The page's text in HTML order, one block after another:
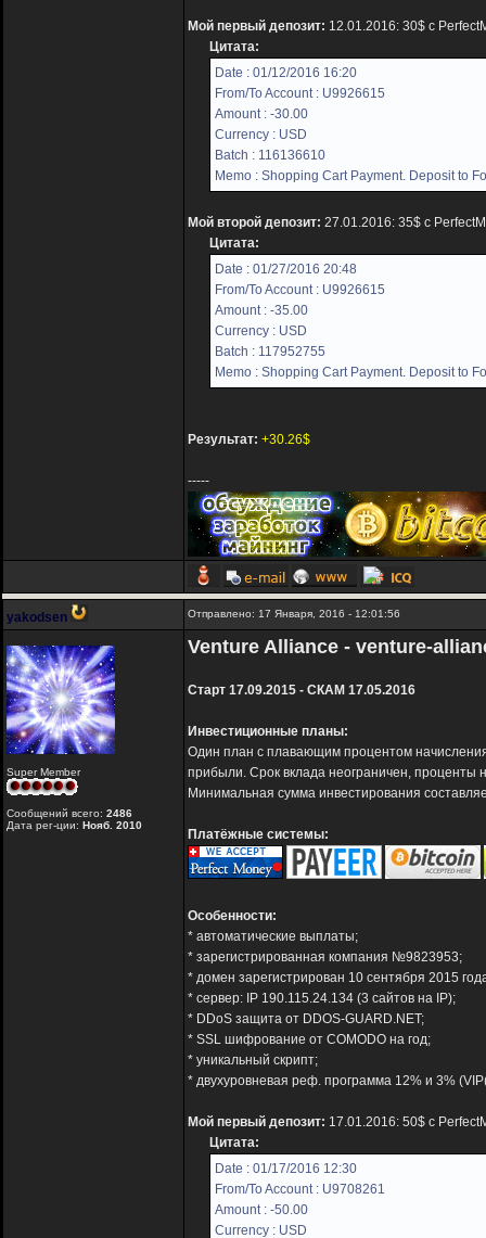
Мой первый депозит: 12.01.2016: 30$ с
Цитата:
Date : 01/12/2016 16:20
From/To Account : U9926615
Amount : -30.00
Currency : USD
Batch : 116136610
Memo : Shopping Cart Payment. Deposit to
Мой второй депозит: 27.01.2016: 35$ с
Цитата:
Date : 01/27/2016 20:48
From/To Account : U9926615
Amount : -35.00
Currency : USD
Batch : 117952755
Memo : Shopping Cart Payment. Deposit to
Результат: +30.26$
-----
yakodsen Отправлено: 17 Января, 2016 - 12:01:56
Super Member
Сообщений всего: 2486
Дата рег-ции: Нояб. 2010
Venture Alliance - venture-
Старт 17.09.2015 - СКАМ 17.05.2016
Инвестиционные планы:
Один план с плавающим процентом
прибыли. Срок вклада неограничен, проценты
Минимальная сумма инвестирования
Платёжные системы:
Особенности:
* автоматические выплаты;
* зарегистрированная компания №9823953;
* домен зарегистрирован 10 сентября 2015
* сервер: IP 190.115.24.134 (3 сайтов на IP);
* DDoS защита от DDOS-GUARD.NET;
* SSL шифрование от COMODO на год;
* уникальный скрипт;
* двухуровневая реф. программа 12% и 3%
Мой первый депозит: 17.01.2016: 50$ с
Цитата:
Date : 01/17/2016 12:30
From/To Account : U9708261
Amount : -50.00
Currency : USD